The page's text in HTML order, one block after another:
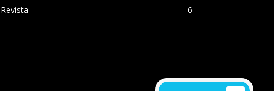
Revista
6